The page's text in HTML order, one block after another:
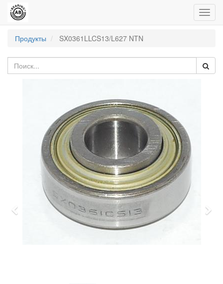
Продукты
SX0361LLCS13/L627 NTN
Previous